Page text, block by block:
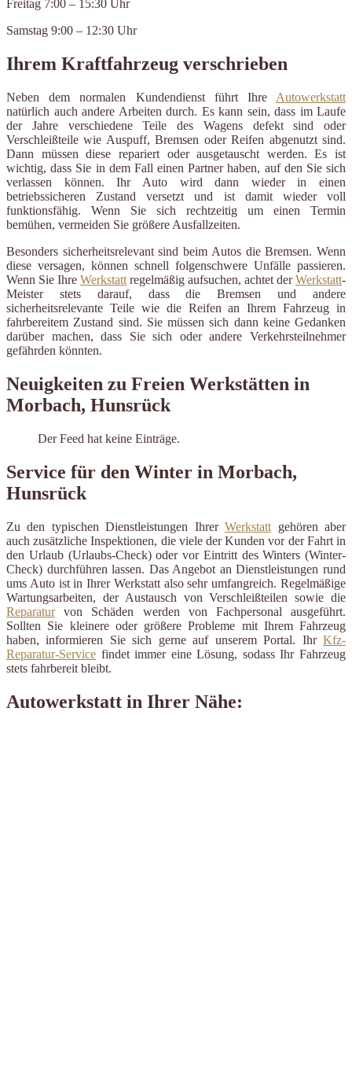
Freitag 7:00 – 15:30 Uhr
Samstag 9:00 – 12:30 Uhr
Ihrem Kraftfahrzeug verschrieben
Neben dem normalen Kundendienst führt Ihre Autowerkstatt
natürlich auch andere Arbeiten durch. Es kann sein, dass im Laufe
der Jahre verschiedene Teile des Wagens defekt sind oder
Verschleißteile wie Auspuff, Bremsen oder Reifen abgenutzt sind.
Dann müssen diese repariert oder ausgetauscht werden. Es ist
wichtig, dass Sie in dem Fall einen Partner haben, auf den Sie sich
verlassen können. Ihr Auto wird dann wieder in einen
betriebssicheren Zustand versetzt und ist damit wieder voll
funktionsfähig. Wenn Sie sich rechtzeitig um einen Termin
bemühen, vermeiden Sie größere Ausfallzeiten.
Besonders sicherheitsrelevant sind beim Autos die Bremsen. Wenn
diese versagen, können schnell folgenschwere Unfälle passieren.
Wenn Sie Ihre Werkstatt regelmäßig aufsuchen, achtet derWerkstatt-
Meister stets darauf, dass die Bremsen und andere
sicherheitsrelevante Teile wie die Reifen an Ihrem Fahrzeug in
fahrbereitem Zustand sind. Sie müssen sich dann keine Gedanken
darüber machen, dass Sie sich oder andere Verkehrsteilnehmer
gefährden könnten.
Neuigkeiten zu Freien Werkstätten in
Morbach, Hunsrück
Der Feed hat keine Einträge.
Service für den Winter in Morbach,
Hunsrück
Zu den typischen Dienstleistungen IhrerWerkstatt gehören aber
auch zusätzliche Inspektionen, die viele der Kunden vor der Fahrt in
den Urlaub (Urlaubs-Check) oder vor Eintritt des Winters (Winter-
Check) durchführen lassen. Das Angebot an Dienstleistungen rund
ums Auto ist in Ihrer Werkstatt also sehr umfangreich. Regelmäßige
Wartungsarbeiten, der Austausch von Verschleißteilen sowie die
Reparaturvon Schäden werden von Fachpersonal ausgeführt.
Sollten Sie kleinere oder größere Probleme mit Ihrem Fahrzeug
haben, informieren Sie sich gerne auf unserem Portal. Ihr Kfz-
Reparatur-Service findet immer eine Lösung, sodass Ihr Fahrzeug
stets fahrbereit bleibt.
Autowerkstatt in Ihrer Nähe: